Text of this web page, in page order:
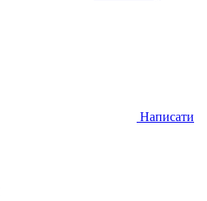
Написати